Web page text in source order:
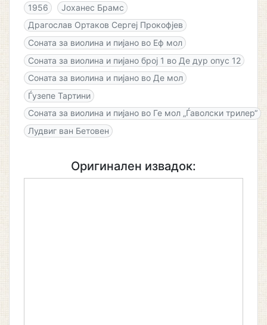
1956
Јоханес Брамс
Драгослав Ортаков Сергеј Прокофјев
Соната за виолина и пијано во Еф мол
Соната за виолина и пијано број 1 во Де дур опус 12
Соната за виолина и пијано во Де мол
Ѓузепе Тартини
Соната за виолина и пијано во Ге мол „Ѓаволски трилер“
Лудвиг ван Бетовен
Оригинален извадок: